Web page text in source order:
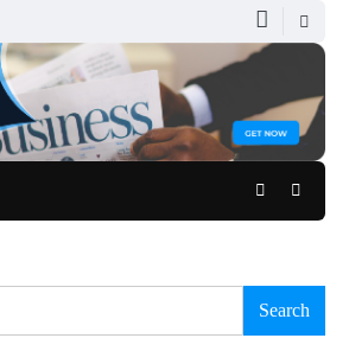
Facebook
Search